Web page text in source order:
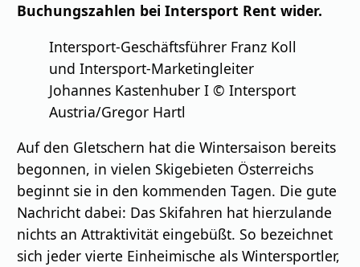
Buchungszahlen bei Intersport Rent wider.
Intersport-Geschäftsführer Franz Koll
und Intersport-Marketingleiter
Johannes Kastenhuber I © Intersport
Austria/Gregor Hartl
Auf den Gletschern hat die Wintersaison bereits
begonnen, in vielen Skigebieten Österreichs
beginnt sie in den kommenden Tagen. Die gute
Nachricht dabei: Das Skifahren hat hierzulande
nichts an Attraktivität eingebüßt. So bezeichnet
sich jeder vierte Einheimische als Wintersportler,